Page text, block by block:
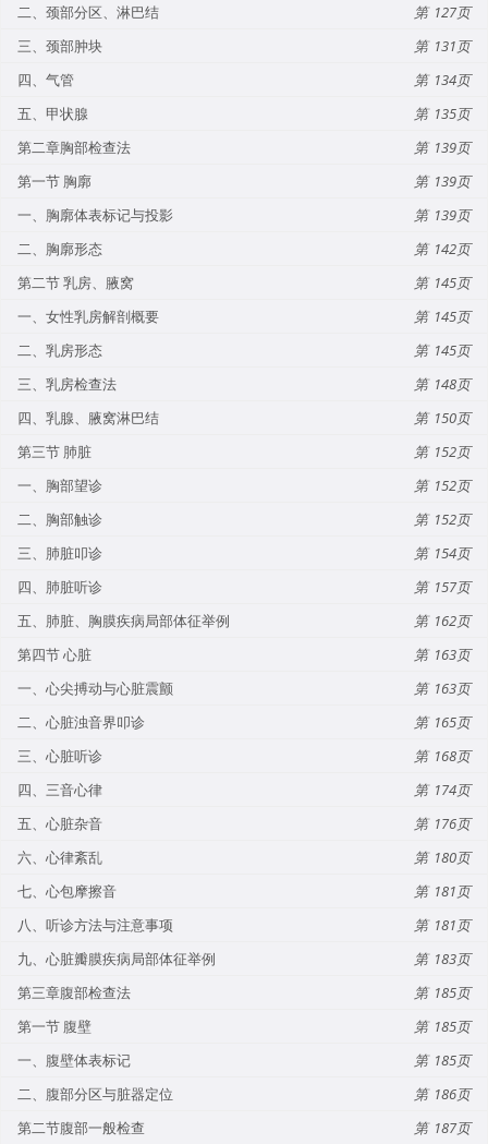
二、颈部分区、淋巴结
127
三、颈部肿块
131
四、气管
134
五、甲状腺
135
第二章胸部检查法
139
第一节 胸廓
139
一、胸廓体表标记与投影
139
二、胸廓形态
142
第二节 乳房、腋窝
145
一、女性乳房解剖概要
145
二、乳房形态
145
三、乳房检查法
148
四、乳腺、腋窝淋巴结
150
第三节 肺脏
152
一、胸部望诊
152
二、胸部触诊
152
三、肺脏叩诊
154
四、肺脏听诊
157
五、肺脏、胸膜疾病局部体征举例
162
第四节 心脏
163
一、心尖搏动与心脏震颤
163
二、心脏浊音界叩诊
165
三、心脏听诊
168
四、三音心律
174
五、心脏杂音
176
六、心律紊乱
180
七、心包摩擦音
181
八、听诊方法与注意事项
181
九、心脏瓣膜疾病局部体征举例
183
第三章腹部检查法
185
第一节 腹壁
185
一、腹壁体表标记
185
二、腹部分区与脏器定位
186
第二节腹部一般检查
187